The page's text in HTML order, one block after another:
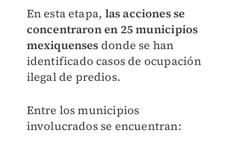
En esta etapa, las acciones se
concentraron en 25 municipios
mexiquenses donde se han
identificado casos de ocupación
ilegal de predios.
Entre los municipios
involucrados se encuentran: